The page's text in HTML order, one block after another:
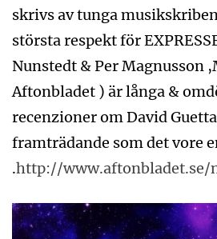
skrivs av tunga
största respekt för
Nunstedt & Per Magnusson
Aftonbladet ) är långa &
recenzioner om David
framträdande som det vore
.http://www.aftonbladet.se/